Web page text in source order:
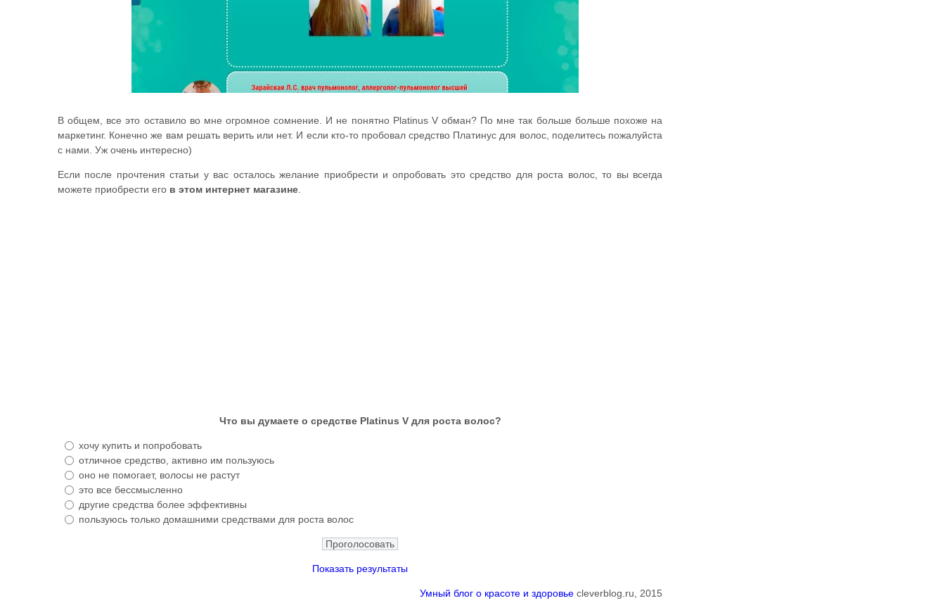
В общем, все это оставило во мне огромное сомнение. И не понятно Platinus V обман? По мне так больше больше похоже на
маркетинг. Конечно же вам решать верить или нет. И если кто-то пробовал средство Платинус для волос, поделитесь пожалуйста
с нами. Уж очень интересно)
Если после прочтения статьи у вас осталось желание приобрести и опробовать это средство для роста волос, то вы всегда
можете приобрести его в этом интернет магазине
Что вы думаете о средстве Platinus V для роста волос?
хочу купить и попробовать
отличное средство, активно им пользуюсь
оно не помогает, волосы не растут
это все бессмысленно
другие средства более эффективны
пользуюсь только домашними средствами для роста волос
Показать результаты
Умный блог о красоте и здоровье cleverblog.ru, 2015